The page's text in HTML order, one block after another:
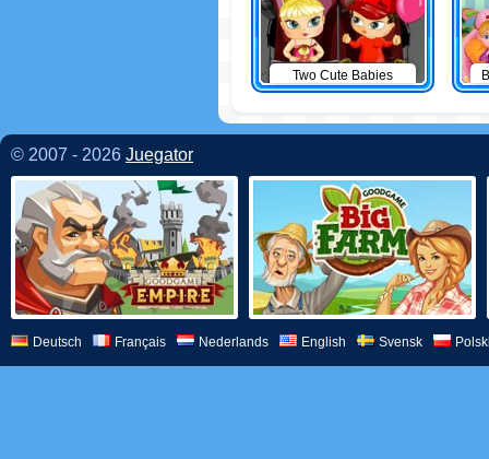
Two Cute Babies
© 2007 - 2026 Juegator
Deutsch Français Nederlands English Svensk